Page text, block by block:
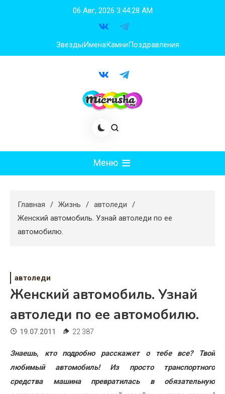
06 Авг, 2026 3:44:29 AM
ЗвездыИменаКамниПоздравления
Меню
Худеем
Психология
Дом
Жизнь
Хобби
Красота
Недвижимость
Главная Жизнь
автоледи
Женский автомобиль. Узнай автоледи по ее
автомобилю.
автоледи
Женский автомобиль. Узнай
автоледи по ее автомобилю.
19.07.2011 22 387
Знаешь, кто подробно расскажет о тебе все? Твой
любимый автомобиль!
Из просто транспортно­го
средства машина превратилась в обяза­тельную